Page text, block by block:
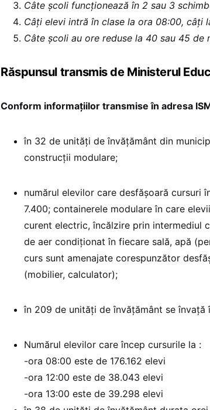
Câte școli funcționează în 2 sau 3
Câți elevi intră în clase la ora 08:00, câți
Câte școli au ore reduse la 40 sau 45 de
Răspunsul transmis de Ministerul
Conform informaţiilor transmise în adresa
în 32 de unităţi de învăţământ din
construcţii modulare;
numărul elevilor care desfășoară cursuri
7.400; containerele modulare în care
curent electric, încălzire prin intermediul
de aer condiţionat în fiecare sală, apă
curs sunt amenajate corespunzător
(mobilier, calculator);
în 209 de unităţi de învăţământ se învaţă
Numărul elevilor care încep cursurile la :
-ora 08:00 este de 176.162 elevi
-ora 12:00 este de 38.043 elevi
-ora 13:00 este de 39.298 elevi